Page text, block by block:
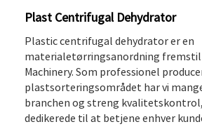
Plast Centrifugal Dehydrator
Plastic centrifugal dehydrator er en
materialetørringsanordning
Machinery. Som professionel
plastsorteringsområdet har vi
branchen og streng
dedikerede til at betjene enhver